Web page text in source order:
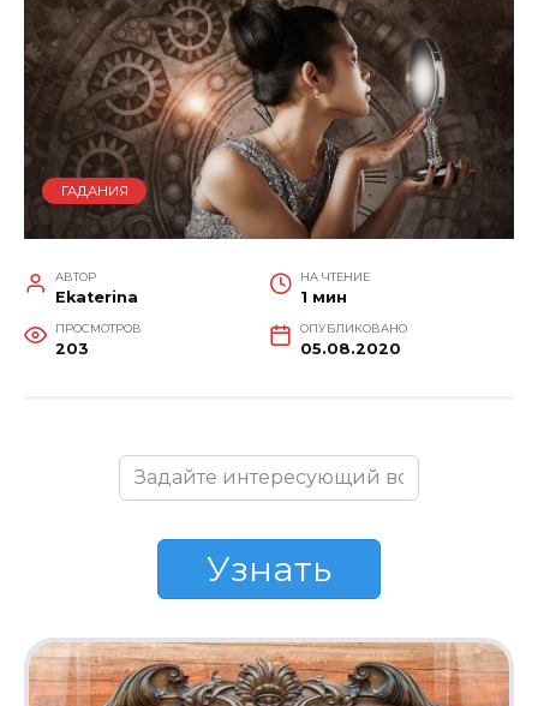
ГАДАНИЯ
АВТОР
Ekaterina
НА ЧТЕНИЕ
1 мин
ПРОСМОТРОВ
203
ОПУБЛИКОВАНО
05.08.2020